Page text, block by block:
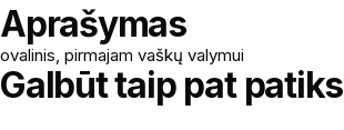
Aprašymas
ovalinis, pirmajam vaškų valymui
Galbūt taip pat patiks